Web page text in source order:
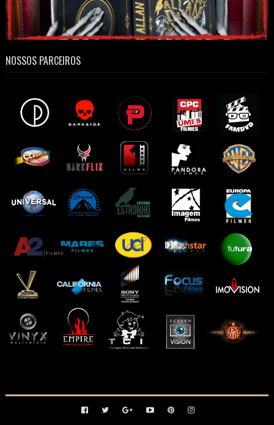
NOSSOS PARCEIROS